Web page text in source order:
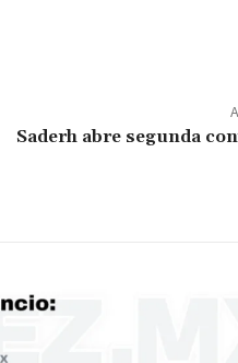
Saderh abre segunda